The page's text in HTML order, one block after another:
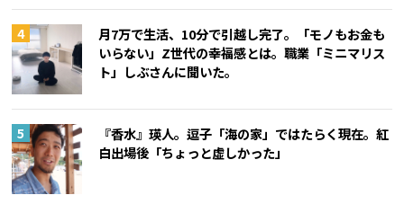
月7万で生活、10分で引越し完了。「モノもお金も
いらない」Z世代の幸福感とは。職業「ミニマリス
ト」しぶさんに聞いた。
『香水』瑛人。逗子「海の家」ではたらく現在。紅
白出場後「ちょっと虚しかった」